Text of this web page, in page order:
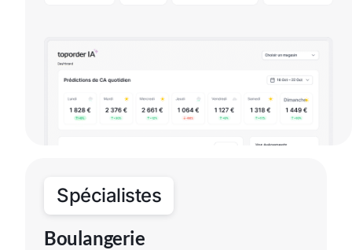
Spécialistes
Boulangerie